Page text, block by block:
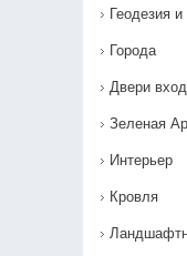
Геодезия и
Города
Двери
Зеленая
Интерьер
Кровля